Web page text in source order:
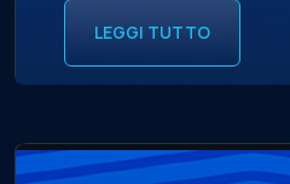
LEGGI TUTTO